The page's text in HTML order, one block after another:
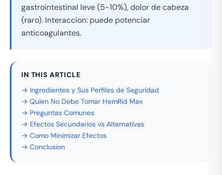
gastrointestinal leve (5-10%), dolor de cabeza
(raro). Interaccion: puede potenciar
anticoagulantes.
IN THIS ARTICLE
→ Ingredientes y Sus Perfiles de Seguridad
→ Quien No Debe Tomar HemRid Max
→ Preguntas Comunes
→ Efectos Secundarios vs Alternativas
→ Como Minimizar Efectos
→ Conclusion